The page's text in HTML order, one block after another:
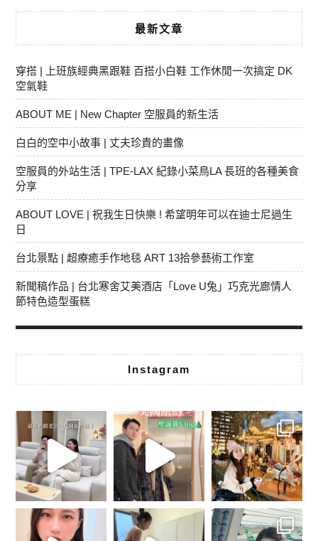
最新文章
穿搭 | 上班族經典黑跟鞋 百搭小白鞋 工作休閒一次搞定 DK
空氣鞋
ABOUT ME | New Chapter 空服員的新生活
白白的空中小故事 | 丈夫珍貴的畫像
空服員的外站生活 | TPE-LAX 紀錄小菜鳥LA 長班的各種美食
分享
ABOUT LOVE | 祝我生日快樂 ! 希望明年可以在迪士尼過生
日
台北景點 | 超療癒手作地毯 ART 13拾參藝術工作室
新聞稿作品 | 台北寒舍艾美酒店「Love U兔」巧克光廊情人
節特色造型蛋糕
Instagram